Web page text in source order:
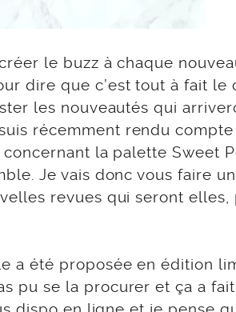
le buzz à chaque
dire que c’est tout à fait le
les nouveautés qui
récemment rendu
la palette Sweet
Je vais donc vous faire un
revues qui seront elles,
a été proposée en édition
pu se la procurer et ça a